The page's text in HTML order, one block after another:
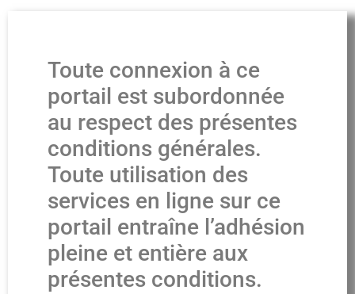
Toute connexion à ce
portail est subordonnée
au respect des présentes
conditions générales.
Toute utilisation des
services en ligne sur ce
portail entraîne l’adhésion
pleine et entière aux
présentes conditions.